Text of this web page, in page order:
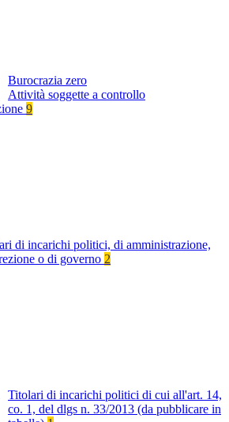
Burocrazia zero
Attività soggette a controllo
9
di incarichi politici, di amministrazione,
o di governo 2
Titolari di incarichi politici di cui all'art. 14,
co. 1, del dlgs n. 33/2013 (da pubblicare in